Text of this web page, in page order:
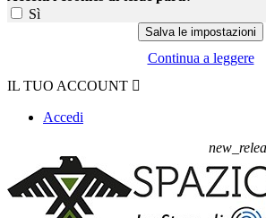
Sì
Continua a leggere
IL TUO ACCOUNT 
Accedi